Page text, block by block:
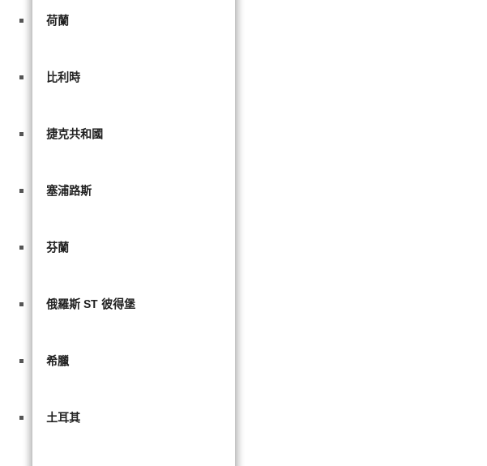
荷蘭
比利時
捷克共和國
塞浦路斯
芬蘭
俄羅斯 ST 彼得堡
希臘
土耳其